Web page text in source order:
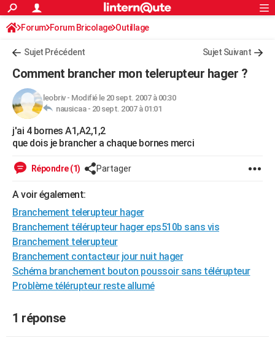
ACTUALITÉS
Politique
Société
Faits Divers
Education
Monde
Villes
+
FINANCE
Retraite
Impôts
Epargne
Immobilier
Risques naturels par ville
Banque
Assurance
Crédit
AUTO
Essais
Réserver un essai
Citadines
Berlines
SUV
Forum auto
+HIGH-TECH
Mobiles
Meilleur smartphone
Internet
Ordinateurs
Jeux vidéo
Guide high-tech
BRICOLAGE
WEEK-END
Guides de France
Escapades
Patrimoine
Expositions
Musées
Week-end nature
+LIFESTYLE
Art de vivre
Bien-être
Loisirs
ModeModes de vie
SANTE
Alimentation
Guide de la santé
Maladies
Médicaments
Sommeil
Destinations
City break
Voyage nature
Voyage de noces
Forum
Climat
PHOTO
GUIDES D'ACHAT
S'inscrire
Connexion
Forum Forum Bricolage Outillage
Sujet Précédent Sujet Suivant
Comment brancher mon telerupteur hager ?
leobriv- Modifié le 20 sept. 2007 à 00:30
nausicaa - 20 sept. 2007 à 01:01
j'ai 4 bornes A1,A2,1,2
que dois je brancher a chaque bornes merci
Répondre (1) Partager
A voir également:
Branchement telerupteur hager
Branchement télérupteur hager eps510b sans vis
Branchement telerupteur
Branchement contacteur jour nuit hager
Schéma branchement bouton poussoir sans télérupteur
Problème télérupteur reste allumé
1 réponse